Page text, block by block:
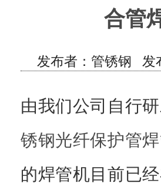
合管
发布者：管锈钢 发
由我们公司自行
锈钢光纤保护管
的焊管机目前已